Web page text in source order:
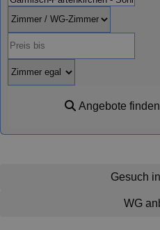
Angebote finden
Gesuch
WG